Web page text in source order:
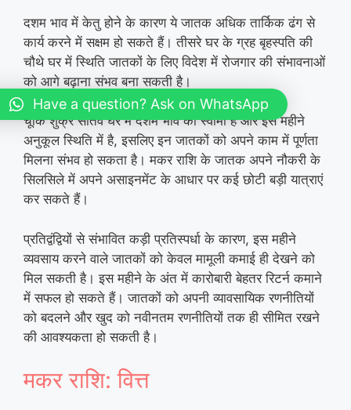
दशम भाव में केतु होने के कारण ये जातक अधिक तार्किक ढंग से
कार्य करने में सक्षम हो सकते हैं। तीसरे घर के ग्रह बृहस्पति की
चौथे घर में स्थिति जातकों के लिए विदेश में रोजगार की संभावनाओं
को आगे बढ़ाना संभव बना सकती है।
चूँकि शुक्र सातवें घर में दशम भाव का स्वामी है और इस महीने
अनुकूल स्थिति में है, इसलिए इन जातकों को अपने काम में पूर्णता
मिलना संभव हो सकता है। मकर राशि के जातक अपने नौकरी के
सिलसिले में अपने असाइनमेंट के आधार पर कई छोटी बड़ी यात्राएं
कर सकते हैं।
प्रतिद्वंद्वियों से संभावित कड़ी प्रतिस्पर्धा के कारण, इस महीने
व्यवसाय करने वाले जातकों को केवल मामूली कमाई ही देखने को
मिल सकती है। इस महीने के अंत में कारोबारी बेहतर रिटर्न कमाने
में सफल हो सकते हैं। जातकों को अपनी व्यावसायिक रणनीतियों
को बदलने और खुद को नवीनतम रणनीतियों तक ही सीमित रखने
की आवश्यकता हो सकती है।
मकर राशि: वित्त
Have a question? Ask on WhatsApp